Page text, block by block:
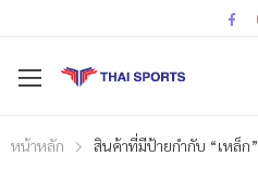
หน้าหลัก สินค้าที่มีป้ายกำกับ “เหล็ก”